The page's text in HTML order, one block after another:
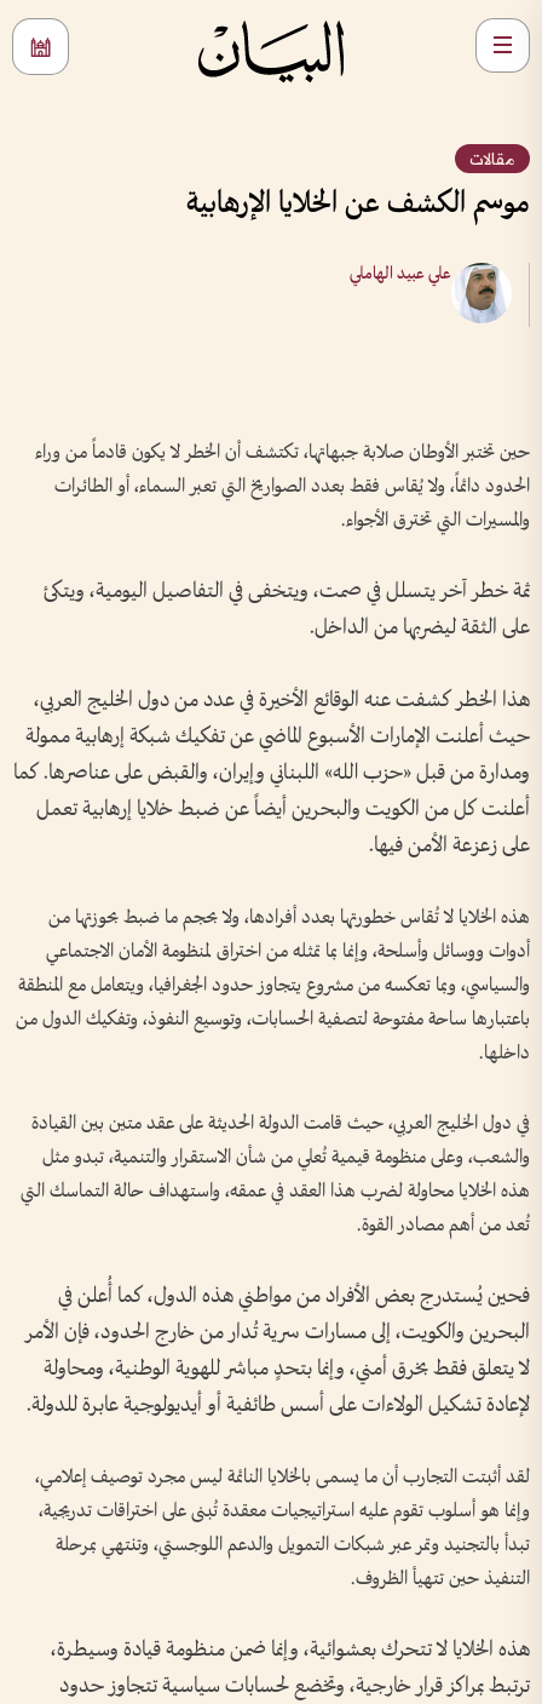
مقالات
موسم الكشف عن الخلايا الإرهابية
علي عبيد الهاملي
حين تختبر الأوطان صلابة جبهاتها، تكتشف أن الخطر لا يكون قادماً من وراء
الحدود دائماً، ولا يُقاس فقط بعدد الصواريخ التي تعبر السماء، أو الطائرات
والمسيرات التي تخترق الأجواء.
ثمة خطر آخر يتسلل في صمت، ويتخفى في التفاصيل اليومية، ويتكئ
على الثقة ليضربها من الداخل.
هذا الخطر كشفت عنه الوقائع الأخيرة في عدد من دول الخليج العربي،
حيث أعلنت الإمارات الأسبوع الماضي عن تفكيك شبكة إرهابية ممولة
ومدارة من قبل «حزب الله» اللبناني وإيران، والقبض على عناصرها. كما
أعلنت كل من الكويت والبحرين أيضاً عن ضبط خلايا إرهابية تعمل
على زعزعة الأمن فيها.
هذه الخلايا لا تُقاس خطورتها بعدد أفرادها، ولا بحجم ما ضبط بحوزتها من
أدوات ووسائل وأسلحة، وإنما بما تمثله من اختراق لمنظومة الأمان الاجتماعي
والسياسي، وبما تعكسه من مشروع يتجاوز حدود الجغرافيا، ويتعامل مع المنطقة
باعتبارها ساحة مفتوحة لتصفية الحسابات، وتوسيع النفوذ، وتفكيك الدول من
داخلها.
في دول الخليج العربي، حيث قامت الدولة الحديثة على عقد متين بين القيادة
والشعب، وعلى منظومة قيمية تُعلي من شأن الاستقرار والتنمية، تبدو مثل
هذه الخلايا محاولة لضرب هذا العقد في عمقه، واستهداف حالة التماسك التي
تُعد من أهم مصادر القوة.
فحين يُستدرج بعض الأفراد من مواطني هذه الدول، كما أُعلن في
البحرين والكويت، إلى مسارات سرية تُدار من خارج الحدود، فإن الأمر
لا يتعلق فقط بخرق أمني، وإنما بتحدٍ مباشر للهوية الوطنية، ومحاولة
لإعادة تشكيل الولاءات على أسس طائفية أو أيديولوجية عابرة للدولة.
لقد أثبتت التجارب أن ما يسمى بالخلايا النائمة ليس مجرد توصيف إعلامي،
وإنما هو أسلوب تقوم عليه استراتيجيات معقدة تُبنى على اختراقات تدريجية،
تبدأ بالتجنيد وتمر عبر شبكات التمويل والدعم اللوجستي، وتنتهي بمرحلة
التنفيذ حين تتهيأ الظروف.
هذه الخلايا لا تتحرك بعشوائية، وإنما ضمن منظومة قيادة وسيطرة،
ترتبط بمراكز قرار خارجية، وتخضع لحسابات سياسية تتجاوز حدود